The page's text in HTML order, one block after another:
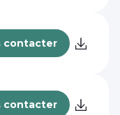
contacter
contacter